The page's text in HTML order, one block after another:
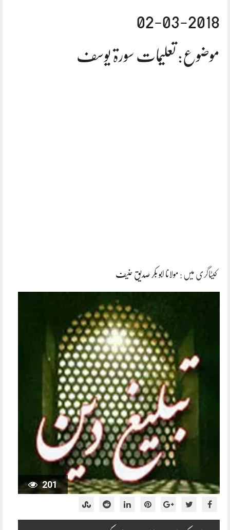
2018-03-02
موضوع: تعلیمات سورۃ یوسف
کیٹاگری میں : مولانا ابو بکر صدیق حنیف
201